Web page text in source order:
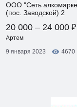
ООО "Сеть
(пос. Заводской) 2
20 000 – 24 000 ₽
Артем
9 января 2023
4670